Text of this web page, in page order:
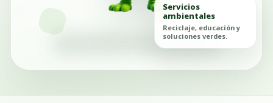
Servicios
ambientales
Reciclaje, educación y
soluciones verdes.